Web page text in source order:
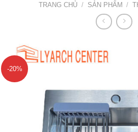
TRANG CHỦ / SẢN PHẨM /
-20%